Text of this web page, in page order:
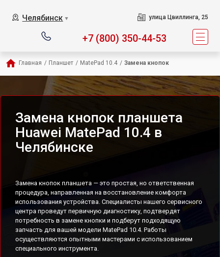
Челябинск ▼ улица Цвиллинга, 25
+7 (800) 350-44-53
Главная / Планшет / MatePad 10.4 / Замена кнопок
Замена кнопок планшета
Huawei MatePad 10.4 в
Челябинске
Замена кнопок планшета — это простая, но ответственная
процедура, направленная на восстановление комфорта
использования устройства. Специалисты нашего сервисного
центра проведут первичную диагностику, подтвердят
потребность в замене кнопки и подберут подходящую
запчасть для вашей модели MatePad 10.4. Работы
осуществляются опытными мастерами с использованием
специального инструмента.